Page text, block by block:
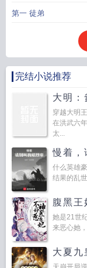
第一 徒弟
完结小说推荐
大明：
穿越大明
在洪武六
太...
慢着，
什么英雄
结果的乱
腹黑王
她是21世
来恶心她
大夏九